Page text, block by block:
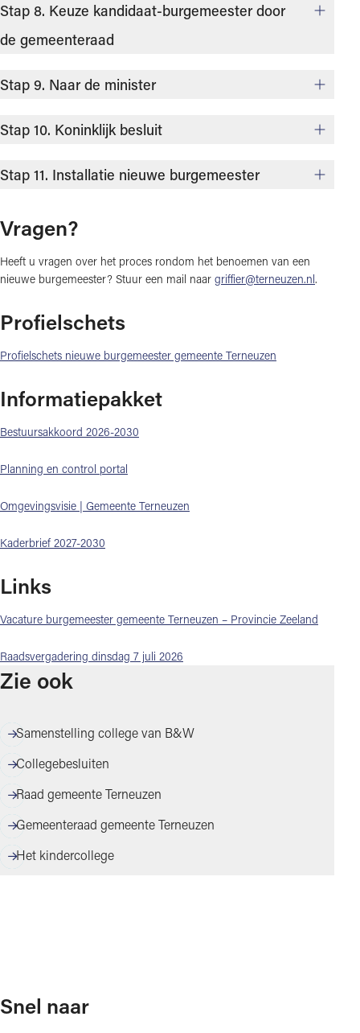
Stap 8. Keuze kandidaat-burgemeester door
de gemeenteraad
Stap 9. Naar de minister
Stap 10. Koninklijk besluit
Stap 11. Installatie nieuwe burgemeester
Vragen?
Heeft u vragen over het proces rondom het benoemen van een
nieuwe burgemeester? Stuur een mail naar griffier@terneuzen.nl.
Profielschets
Profielschets nieuwe burgemeester gemeente Terneuzen
Informatiepakket
Bestuursakkoord 2026-2030
Planning en control portal
Omgevingsvisie | Gemeente Terneuzen
Kaderbrief 2027-2030
Links
Vacature burgemeester gemeente Terneuzen – Provincie Zeeland
Raadsvergadering dinsdag 7 juli 2026
Zie ook
Samenstelling college van B&W
Collegebesluiten
Raad gemeente Terneuzen
Gemeenteraad gemeente Terneuzen
Het kindercollege
Snel naar